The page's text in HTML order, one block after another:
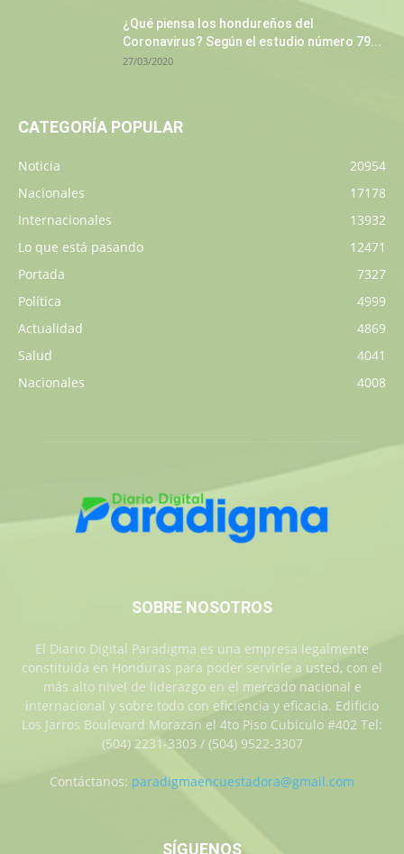
¿Qué piensa los hondureños del
Coronavirus? Según el estudio número 79...
27/03/2020
CATEGORÍA POPULAR
Noticia
20954
Nacionales
17178
Internacionales
13932
Lo que está pasando
12471
Portada
7327
Política
4999
Actualidad
4869
Salud
4041
Nacionales
4008
SOBRE NOSOTROS
El Diario Digital Paradigma es una empresa legalmente
constituida en Honduras para poder servirle a usted, con el
más alto nivel de liderazgo en el mercado nacional e
internacional y sobre todo con eficiencia y eficacia. Edificio
Los Jarros Boulevard Morazan el 4to Piso Cubiculo #402 Tel:
(504) 2231-3303 / (504) 9522-3307
Contáctanos: paradigmaencuestadora@gmail.com
SÍGUENOS